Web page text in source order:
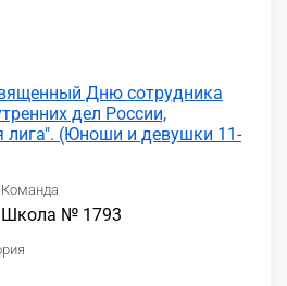
Дню сотрудника
дел России,
лига". (Юноши и девушки 11-
Команда
Школа № 1793